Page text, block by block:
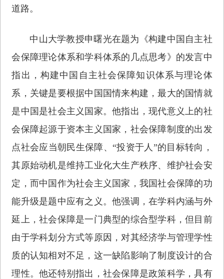
道路。
中山大学教授申曙光在题为《构建中国自主社
会保障理论体系和学科体系的几点思考》的发言中
指出，构建中国自主社会保障知识体系与理论体
系，关键是要根据中国国情来构建，最大的国情就
是中国是社会主义国家。他指出，现代意义上的社
会保障起源于资本主义国家，社会保障制度的出发
点社会应当朝民生保障、“投资于人”的目标转向，
其原始动机是维持工业化大生产秩序、维护社会安
定，而中国作为社会主义国家，我国社会保障的功
能升级是题中应有之义。他强调，在学科内涵与外
延上，社会保障是一门典型的综合型学科，但目前
由于学科划分方式等原因，对其经济学与管理学性
质的认知相对不足，这一缺陷影响了制度设计的合
理性。他还特别指出，社会保障是政策科学，具有